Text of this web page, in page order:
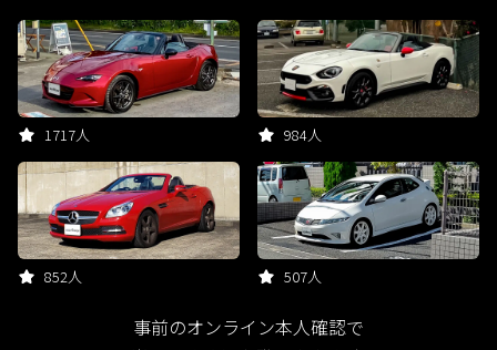
1717人 984人
852人 507人
事前のオンライン本人確認で